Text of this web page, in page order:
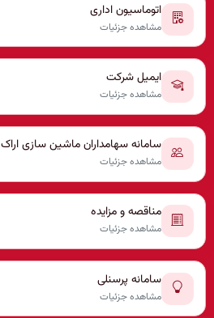
اتوماسیون اداری
مشاهده جزئیات
ایمیل شرکت
مشاهده جزئیات
سامانه سهامداران ماشین سازی اراک
مشاهده جزئیات
مناقصه و مزایده
مشاهده جزئیات
سامانه پرسنلی
مشاهده جزئیات